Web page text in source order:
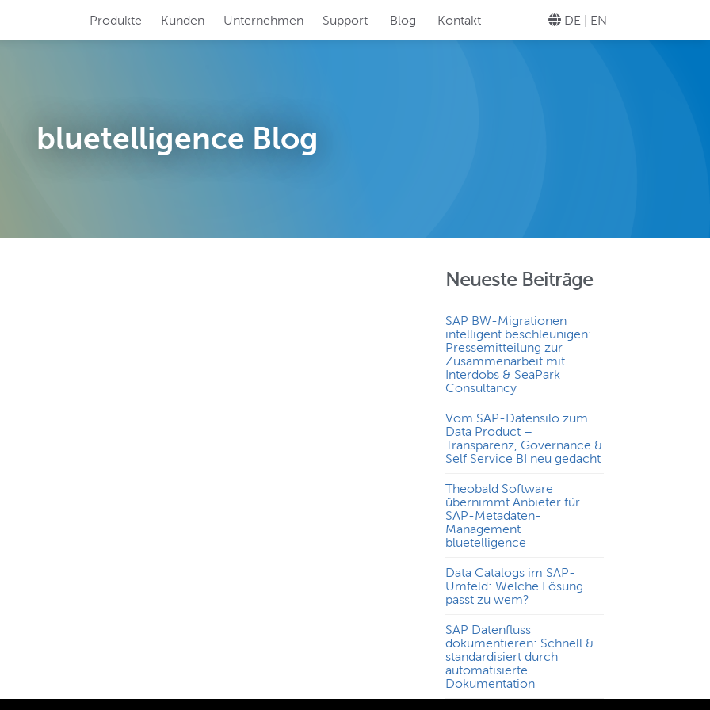
Produkte Kunden Unternehmen Support Blog Kontakt DE | EN
BOOSTER
Sie Ihre
TRANSLATION STEWARD
Übersetzen Sie mühelos Ihr
bluetelligence Blog
Neueste Beiträge
SAP BW-Migrationen
intelligent beschleunigen:
Pressemitteilung zur
Zusammenarbeit mit
Interdobs & SeaPark
Consultancy
Vom SAP-Datensilo zum
Data Product –
Transparenz, Governance &
Self Service BI neu gedacht
Theobald Software
übernimmt Anbieter für
SAP-Metadaten-
Management
bluetelligence
Data Catalogs im SAP-
Umfeld: Welche Lösung
passt zu wem?
SAP Datenfluss
dokumentieren: Schnell &
standardisiert durch
automatisierte
Dokumentation